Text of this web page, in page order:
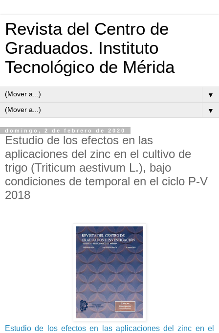
Revista del Centro de
Graduados. Instituto
Tecnológico de Mérida
▼
▼
domingo, 2 de febrero de 2020
Estudio de los efectos en las
aplicaciones del zinc en el cultivo de
trigo (Triticum aestivum L.), bajo
condiciones de temporal en el ciclo P-V
2018
Estudio de los efectos en las aplicaciones del zinc en el